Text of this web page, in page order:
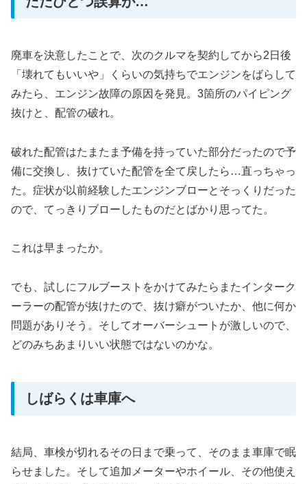
廃車を決意したことで、次のクルマを契約してから2日後
「壊れてもいいや」くらいの気持ちでエンジンをばらして
みたら、エンジン故障の原因を発見。3箇所のパイピング
抜けと、配管の破れ。
破れた配管はたまたま予備を持っていた部分だったので予
備に交換し、抜けていた配管を全て戻したら…直っちゃっ
た。症状が以前経験したエンジンブローとそっくりだった
ので、てっきりブローしたものだとばかり思ってた。
これは早まったか。
でも、試しにフルブーストをかけてみたらまたインターク
ーラーの配管が抜けたので、抜け癖がついたか、他に何か
問題がありそう。そしてオーバーシュートが激しいので、
どのみちあまりいい状態ではないのかな。
しばらくは車庫へ
結局、車検が切れるその日まで乗って、そのまま車庫で眠
らせました。そして追加メーターやホイール、その他使え